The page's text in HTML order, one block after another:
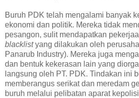
Buruh PDK telah mengalami banyak
ekonomi dan politik. Mereka tidak
pesangon, sulit mendapatkan
blacklistyang dilakukan oleh
Panarub Industry). Mereka juga
dan bentuk kekerasan lain yang
langsung oleh PT. PDK. Tindakan ini
memberangus serikat dan meredam
buruh melalui pelibatan aparat